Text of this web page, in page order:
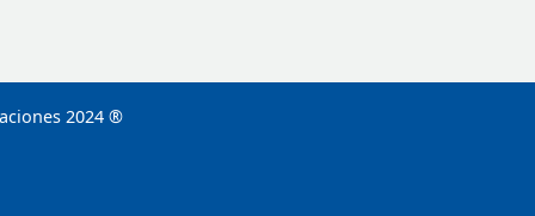
2024 ®